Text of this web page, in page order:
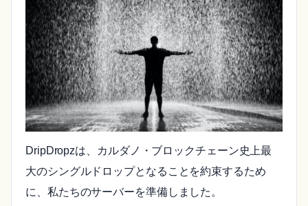
DripDropzは、カルダノ・ブロックチェーン史上最
大のシングルドロップとなることを約束するため
に、私たちのサーバーを準備しました。